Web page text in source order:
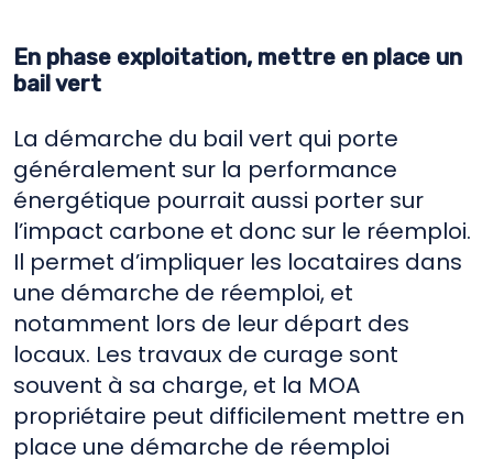
En phase exploitation, mettre en place un
bail vert
La démarche du bail vert qui porte
généralement sur la performance
énergétique pourrait aussi porter sur
l’impact carbone et donc sur le réemploi.
Il permet d’impliquer les locataires dans
une démarche de réemploi, et
notamment lors de leur départ des
locaux. Les travaux de curage sont
souvent à sa charge, et la MOA
propriétaire peut difficilement mettre en
place une démarche de réemploi